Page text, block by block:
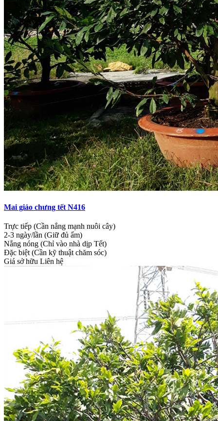
Mai giảo chưng tết N416
Trực tiếp (Cần nắng mạnh nuôi cây)
2-3 ngày/lần (Giữ đủ ẩm)
Nắng nóng (Chỉ vào nhà dịp Tết)
Đặc biệt (Cần kỹ thuật chăm sóc)
Giá sở hữu Liên hệ